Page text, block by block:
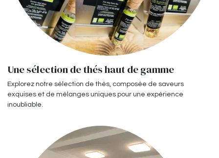
Une sélection de thés haut de gamme
Explorez notre sélection de thés, composée de saveurs
exquises et de mélanges uniques pour une expérience
inoubliable.